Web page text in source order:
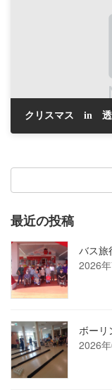
クリスマス in
最近の投稿
バス
2026
ボー
2026